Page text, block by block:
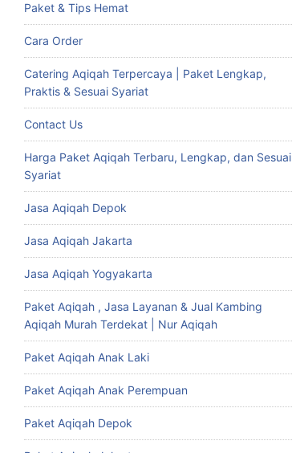
Paket & Tips Hemat
Cara Order
Catering Aqiqah Terpercaya | Paket Lengkap,
Praktis & Sesuai Syariat
Contact Us
Harga Paket Aqiqah Terbaru, Lengkap, dan Sesuai
Syariat
Jasa Aqiqah Depok
Jasa Aqiqah Jakarta
Jasa Aqiqah Yogyakarta
Paket Aqiqah , Jasa Layanan & Jual Kambing
Aqiqah Murah Terdekat | Nur Aqiqah
Paket Aqiqah Anak Laki
Paket Aqiqah Anak Perempuan
Paket Aqiqah Depok